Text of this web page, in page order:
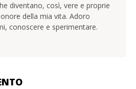
diventano, così, vere e proprie
della mia vita. Adoro
conoscere e sperimentare.